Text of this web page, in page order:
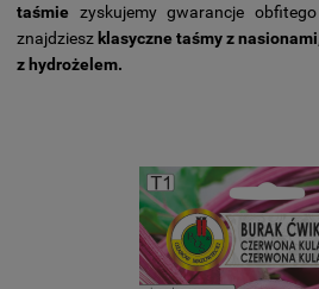
taśmie zyskujemy gwarancje
znajdziesz klasyczne taśmy z nasionami
z hydrożelem.